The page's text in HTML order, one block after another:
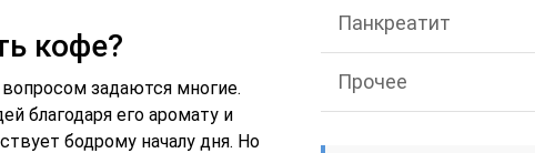
кофе?
задаются многие.
благодаря его аромату и
бодрому началу дня. Но
Панкреатит
Прочее